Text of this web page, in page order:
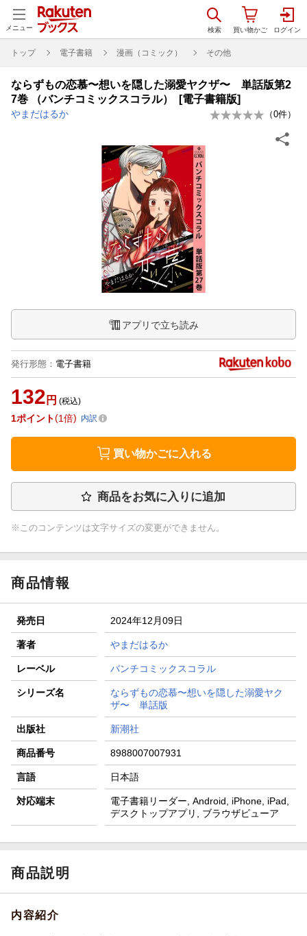
メニュー
トップ 電子書籍 漫画（コミック） その他
ならずもの恋慕〜想いを隠した溺愛ヤクザ〜 単話版第2
7巻 （バンチコミックスコラル） [電子書籍版]
やまだはるか （0件）
アプリで立ち読み
発行形態 ： 電子書籍
132 円 (税込)
1ポイント 1倍 内訳
買い物かごに入れる
商品をお気に入りに追加
※このコンテンツは文字サイズの変更ができません。
商品情報
発売日 2024年12月09日
著者 やまだはるか
レーベル バンチコミックスコラル
シリーズ名
ならずもの恋慕〜想いを隠した溺愛ヤク
ザ〜 単話版
出版社 新潮社
商品番号 8988007007931
言語 日本語
対応端末
電子書籍リーダー, Android, iPhone, iPad,
デスクトップアプリ, ブラウザビューア
商品説明
内容紹介